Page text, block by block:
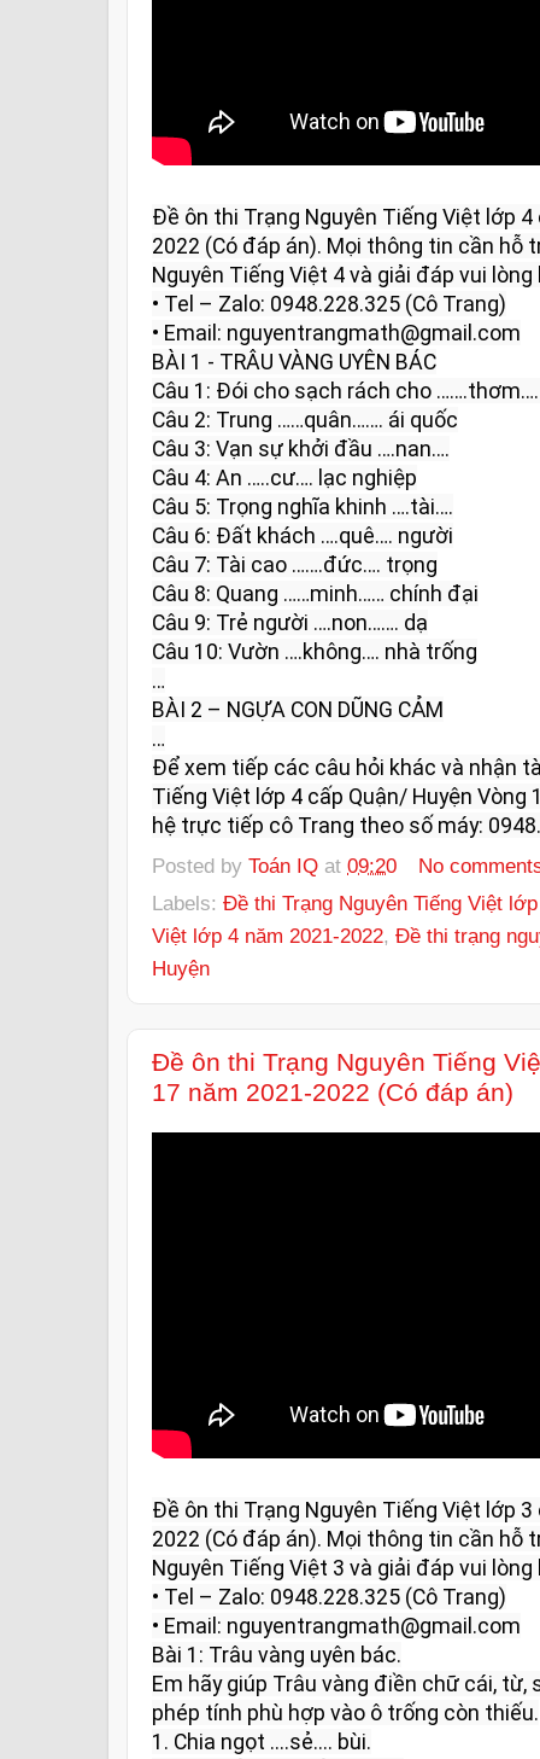
Đề ôn thi Trạng Nguyên Tiếng Việt lớp
2022 (Có đáp án). Mọi thông tin cần hỗ
Nguyên Tiếng Việt 4 và giải đáp vui lòng
• Tel – Zalo: 0948.228.325 (Cô Trang)
• Email: nguyentrangmath@gmail.com
BÀI 1 - TRÂU VÀNG UYÊN BÁC
Câu 1: Đói cho sạch rách cho
Câu 2: Trung ……quân……. ái quốc
Câu 3: Vạn sự khởi đầu ….nan….
Câu 4: An …..cư…. lạc nghiệp
Câu 5: Trọng nghĩa khinh ….tài….
Câu 6: Đất khách ….quê…. người
Câu 7: Tài cao …….đức…. trọng
Câu 8: Quang ……minh…… chính đại
Câu 9: Trẻ người ….non……. dạ
Câu 10: Vườn ….không…. nhà trống
…
BÀI 2 – NGỰA CON DŨNG CẢM
…
Để xem tiếp các câu hỏi khác và nhận
Tiếng Việt lớp 4 cấp Quận/ Huyện Vòng
hệ trực tiếp cô Trang theo số máy:
Posted by Toán IQ at 09:20
No
Labels: Đề thi Trạng Nguyên Tiếng Việt
Việt lớp 4 năm 2021-2022, Đề thi trạng
Huyện
Đề ôn thi Trạng Nguyên Tiếng
17 năm 2021-2022 (Có đáp án)
Đề ôn thi Trạng Nguyên Tiếng Việt lớp
2022 (Có đáp án). Mọi thông tin cần hỗ
Nguyên Tiếng Việt 3 và giải đáp vui lòng
• Tel – Zalo: 0948.228.325 (Cô Trang)
• Email: nguyentrangmath@gmail.com
Bài 1: Trâu vàng uyên bác.
Em hãy giúp Trâu vàng điền chữ cái, từ,
phép tính phù hợp vào ô trống còn thiếu.
1. Chia ngọt ....sẻ.... bùi.